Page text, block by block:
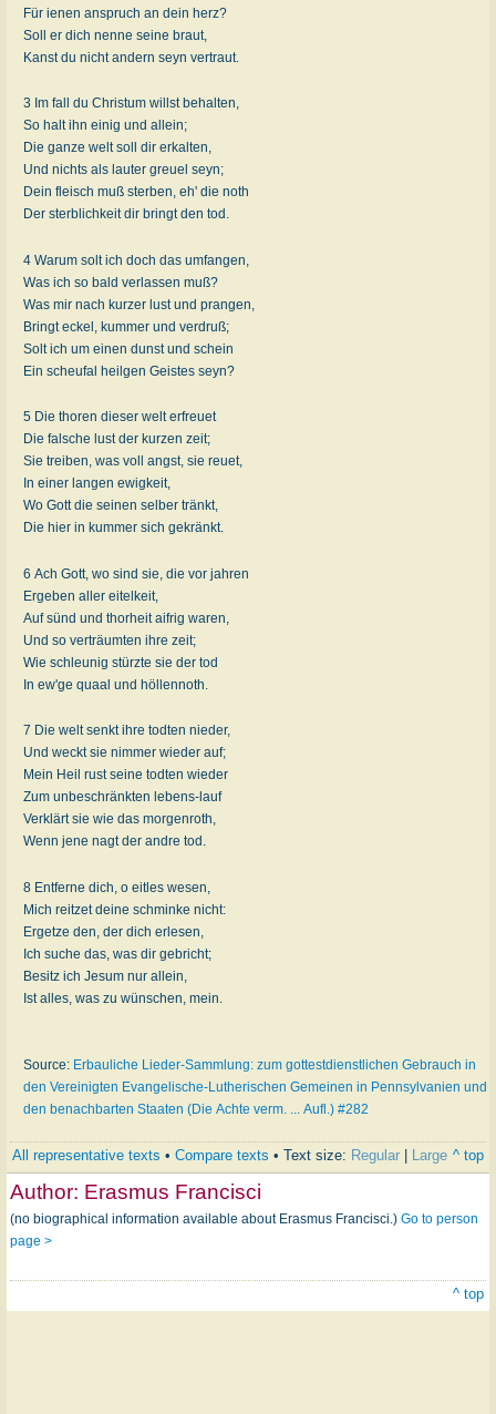
Für ienen anspruch an dein herz?
Soll er dich nenne seine braut,
Kanst du nicht andern seyn vertraut.
3 Im fall du Christum willst behalten,
So halt ihn einig und allein;
Die ganze welt soll dir erkalten,
Und nichts als lauter greuel seyn;
Dein fleisch muß sterben, eh' die noth
Der sterblichkeit dir bringt den tod.
4 Warum solt ich doch das umfangen,
Was ich so bald verlassen muß?
Was mir nach kurzer lust und prangen,
Bringt eckel, kummer und verdruß;
Solt ich um einen dunst und schein
Ein scheufal heilgen Geistes seyn?
5 Die thoren dieser welt erfreuet
Die falsche lust der kurzen zeit;
Sie treiben, was voll angst, sie reuet,
In einer langen ewigkeit,
Wo Gott die seinen selber tränkt,
Die hier in kummer sich gekränkt.
6 Ach Gott, wo sind sie, die vor jahren
Ergeben aller eitelkeit,
Auf sünd und thorheit aifrig waren,
Und so verträumten ihre zeit;
Wie schleunig stürzte sie der tod
In ew'ge quaal und höllennoth.
7 Die welt senkt ihre todten nieder,
Und weckt sie nimmer wieder auf;
Mein Heil rust seine todten wieder
Zum unbeschränkten lebens-lauf
Verklärt sie wie das morgenroth,
Wenn jene nagt der andre tod.
8 Entferne dich, o eitles wesen,
Mich reitzet deine schminke nicht:
Ergetze den, der dich erlesen,
Ich suche das, was dir gebricht;
Besitz ich Jesum nur allein,
Ist alles, was zu wünschen, mein.
Source: Erbauliche Lieder-Sammlung: zum gottestdienstlichen Gebrauch in
den Vereinigten Evangelische-Lutherischen Gemeinen in Pennsylvanien und
den benachbarten Staaten (Die Achte verm. ... Aufl.) #282
All representative texts • Compare texts • Text size: Regular Large ^ top
Author: Erasmus Francisci
(no biographical information available about Erasmus Francisci.) Go to person
page >
^ top